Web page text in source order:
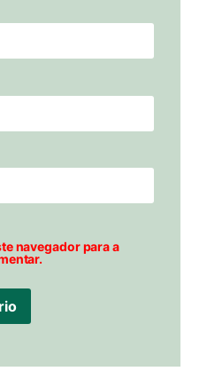
navegador para a